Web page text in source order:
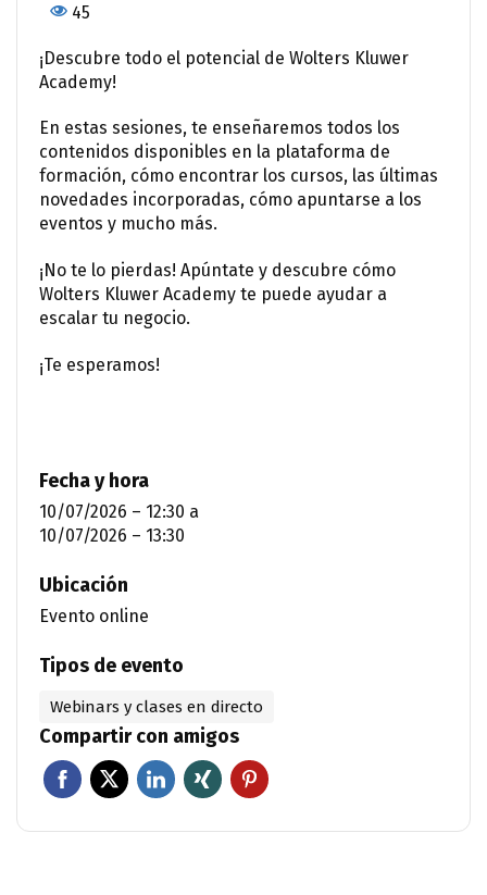
45
¡Descubre todo el potencial de Wolters Kluwer
Academy!
En estas sesiones, te enseñaremos todos los
contenidos disponibles en la plataforma de
formación, cómo encontrar los cursos, las últimas
novedades incorporadas, cómo apuntarse a los
eventos y mucho más.
¡No te lo pierdas! Apúntate y descubre cómo
Wolters Kluwer Academy te puede ayudar a
escalar tu negocio.
¡Te esperamos!
Fecha y hora
10/07/2026 – 12:30 a
10/07/2026 – 13:30
Ubicación
Evento online
Tipos de evento
Webinars y clases en directo
Compartir con amigos